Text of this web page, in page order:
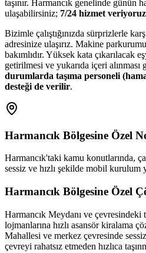
taşınır. Harmancık genelinde günün
ulaşabilirsiniz; 7/24 hizmet veriyoruz
Bizimle çalıştığınızda sürprizlerle
adresinize ulaşırız. Makine
bakımlıdır. Yüksek kata çıkarılacak
getirilmesi ve yukarıda içeri alınması
durumlarda taşıma personeli
desteği de verilir.
Harmancık Bölgesine Özel
Harmancık'taki kamu konutlarında,
sessiz ve hızlı şekilde mobil kurulum
Harmancık Bölgesine Özel
Harmancık Meydanı ve
lojmanlarına hızlı asansör kiralama
Mahallesi ve merkez çevresinde
çevreyi rahatsız etmeden hızlıca